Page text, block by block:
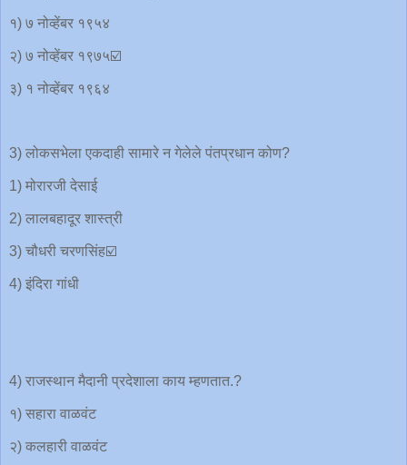
१) ७ नोव्हेंबर १९५४
२) ७ नोव्हेंबर १९७५☑️
३) १ नोव्हेंबर १९६४
3) लोकसभेला एकदाही सामारे न गेलेले पंतप्रधान कोण?
1) मोरारजी देसाई
2) लालबहादूर शास्त्री
3) चौधरी चरणसिंह☑️
4) इंदिरा गांधी
4) राजस्थान मैदानी प्रदेशाला काय म्हणतात.?
१) सहारा वाळवंट
२) कलहारी वाळवंट